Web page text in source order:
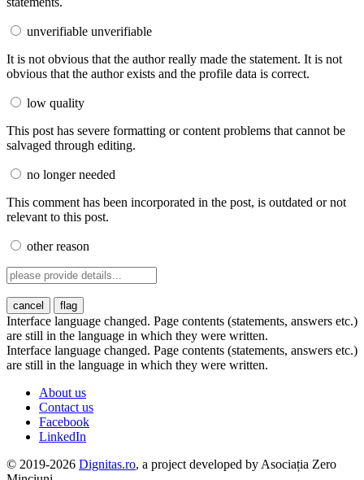
unverifiable unverifiable
It is not obvious that the author really made the statement. It is not
obvious that the author exists and the profile data is correct.
low quality
This post has severe formatting or content problems that cannot be
salvaged through editing.
no longer needed
This comment has been incorporated in the post, is outdated or not
relevant to this post.
other reason
cancel flag
Interface language changed. Page contents (statements, answers etc.)
are still in the language in which they were written.
Interface language changed. Page contents (statements, answers etc.)
are still in the language in which they were written.
About us
Contact us
Facebook
LinkedIn
© 2019-2026 Dignitas.ro, a project developed by Asociația Zero